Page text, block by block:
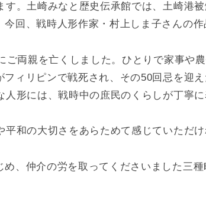
。土崎みなと歴史伝承館では、土崎港
回、戦時人形作家・村上しま子さんの作
両親を亡くしました。ひとりで家事や
ィリピンで戦死され、その50回忌を迎
形には、戦時中の庶民のくらしが丁寧に
和の大切さをあらためて感じていただけ
、仲介の労を取ってくださいました三